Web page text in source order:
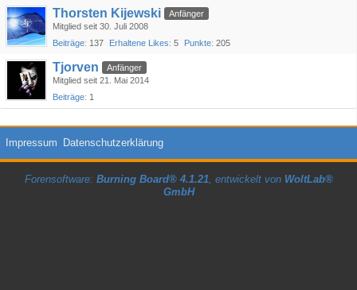
Thorsten Kijewski
Anfänger
Mitglied seit 30. Juli 2008
Beiträge 137 Erhaltene Likes 5 Punkte 205
Tjorven
Anfänger
Mitglied seit 21. Mai 2014
Beiträge 1
Impressum Datenschutzerklärung
Forensoftware: Burning Board® 4.1.21, entwickelt von WoltLab®
GmbH